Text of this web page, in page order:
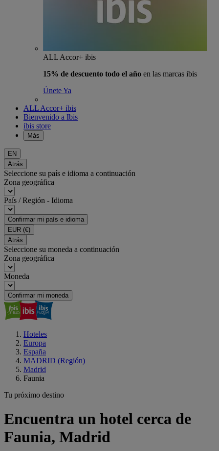
ALL Accor+ ibis
15% de descuento todo el año en las marcas ibis
Únete Ya
ALL Accor+ ibis
Bienvenido a Ibis
ibis store
Más
EN
Atrás
Seleccione su país e idioma a continuación
Zona geográfica
País / Región - Idioma
Confirmar mi país e idioma
EUR (€)
Atrás
Seleccione su moneda a continuación
Zona geográfica
Moneda
Confirmar mi moneda
Hoteles
Europa
España
MADRID (Región)
Madrid
Faunia
Tu próximo destino
Encuentra un hotel cerca de
Faunia, Madrid